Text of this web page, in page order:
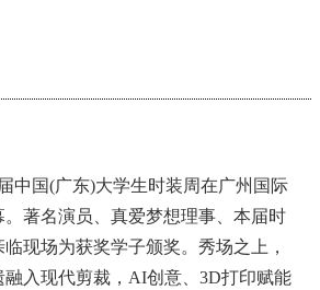
中国(广东)大学生时装周在广州国际
著名演员、真爱梦想理事、本届时
现场为获奖学子颁奖。秀场之上，
融入现代剪裁，AI创意、3D打印赋能